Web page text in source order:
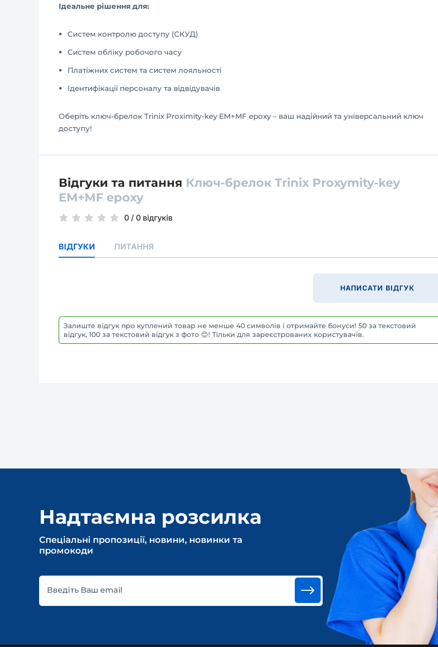
Ідеальне рішення для:
Систем контролю доступу (СКУД)
Систем обліку робочого часу
Платіжних систем та систем лояльності
Ідентифікації персоналу та відвідувачів
Оберіть ключ-брелок Trinix Proximity-key EM+MF epoxy – ваш надійний та універсальний ключ
доступу!
Відгуки та питання Ключ-брелок Trinix Proxymity-key
EM+MF epoxy
0 / 0 відгуків
ВІДГУКИ ПИТАННЯ
НАПИСАТИ ВІДГУК
Залиште відгук про куплений товар не менше 40 символів і отримайте бонуси! 50 за текстовий
відгук, 100 за текстовий відгук з фото 😊! Тільки для зареєстрованих користувачів.
Введіть Ваш email
Надтаємна розсилка
Спеціальні пропозиції, новини, новинки та
промокоди